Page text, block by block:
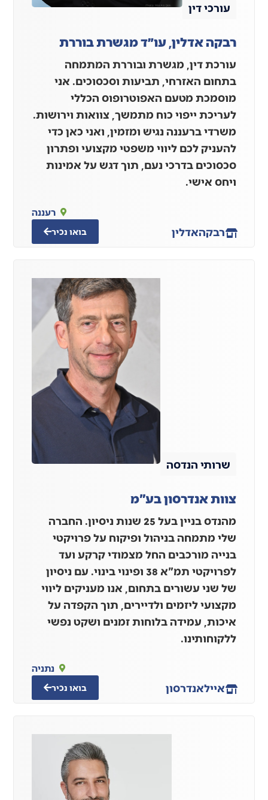
עורכי דין
רבקה אדלין, עו״ד מגשרת בוררת
עורכת דין, מגשרת ובוררת המתמחה
בתחום האזרחי, תביעות וסכסוכים. אני
מוסמכת מטעם האפוטרופוס הכללי
לעריכת ייפוי כוח מתמשך, צוואות וירושות.
משרדי ברעננה נגיש ומזמין, ואני כאן כדי
להעניק לכם ליווי משפטי מקצועי ופתרון
סכסוכים בדרכי נעם, תוך דגש על אמינות
ויחס אישי.
רבקהאדלין
רעננה
בואו נכיר
שרותי הנדסה
צוות אנדרסון בע"מ
מהנדס בניין בעל 25 שנות ניסיון. החברה
שלי מתמחה בניהול ופיקוח על פרויקטי
בנייה מורכבים החל מצמודי קרקע ועד
לפרויקטי תמ"א 38 ופינוי בינוי. עם ניסיון
של שני עשורים בתחום, אנו מעניקים ליווי
מקצועי ליזמים ולדיירים, תוך הקפדה על
איכות, עמידה בלוחות זמנים ושקט נפשי
ללקוחותינו.
איילאנדרסון
נתניה
בואו נכיר